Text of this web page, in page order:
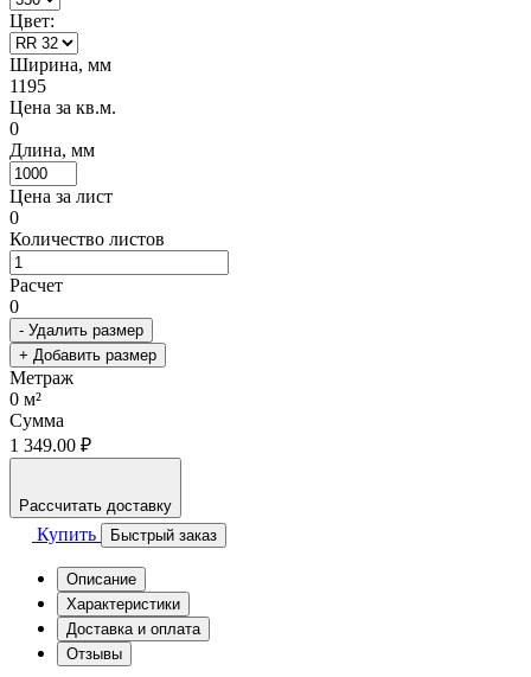
Цвет:
Ширина, мм
1195
Цена за кв.м.
0
Длина, мм
Цена за лист
0
Количество листов
Расчет
0
- Удалить размер
+ Добавить размер
Метраж
0 м²
Сумма
1 349.00 ₽
Рассчитать доставку
Купить Быстрый заказ
Описание
Характеристики
Доставка и оплата
Отзывы